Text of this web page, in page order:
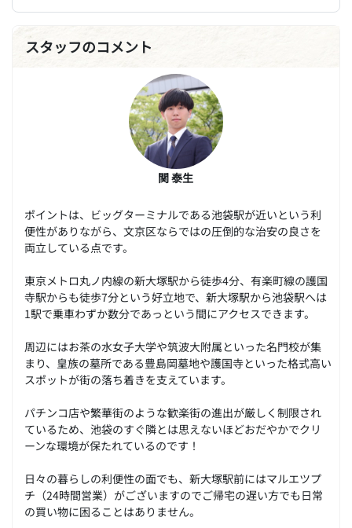
スタッフのコメント
関 泰生
ポイントは、ビッグターミナルである池袋駅が近いという利
便性がありながら、文京区ならではの圧倒的な治安の良さを
両立している点です。
東京メトロ丸ノ内線の新大塚駅から徒歩4分、有楽町線の護国
寺駅からも徒歩7分という好立地で、新大塚駅から池袋駅へは
1駅で乗車わずか数分であっという間にアクセスできます。
周辺にはお茶の水女子大学や筑波大附属といった名門校が集
まり、皇族の墓所である豊島岡墓地や護国寺といった格式高い
スポットが街の落ち着きを支えています。
パチンコ店や繁華街のような歓楽街の進出が厳しく制限され
ているため、池袋のすぐ隣とは思えないほどおだやかでクリ
ーンな環境が保たれているのです！
日々の暮らしの利便性の面でも、新大塚駅前にはマルエツプ
チ（24時間営業）がございますのでご帰宅の遅い方でも日常
の買い物に困ることはありません。